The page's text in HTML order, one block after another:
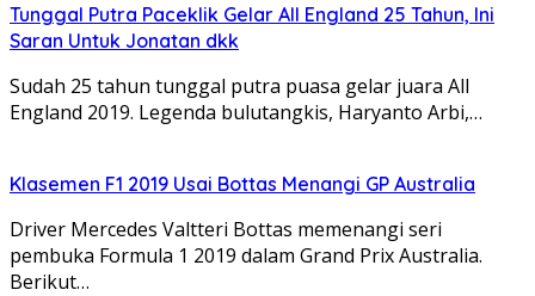
Tunggal Putra Paceklik Gelar All England 25 Tahun, Ini
Saran Untuk Jonatan dkk
Sudah 25 tahun tunggal putra puasa gelar juara All
England 2019. Legenda bulutangkis, Haryanto Arbi,…
Klasemen F1 2019 Usai Bottas Menangi GP Australia
Driver Mercedes Valtteri Bottas memenangi seri
pembuka Formula 1 2019 dalam Grand Prix Australia.
Berikut…